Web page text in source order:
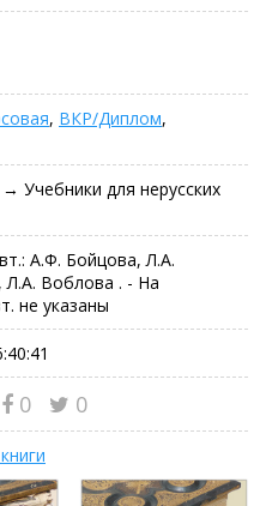
, ВКР/Диплом,
→ Учебники для нерусских
А.Ф. Бойцова, Л.А.
Л.А. Воблова . - На
не указаны
0 0